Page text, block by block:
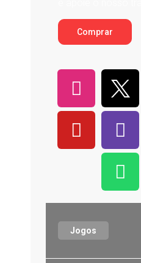
Comprar
Jogos